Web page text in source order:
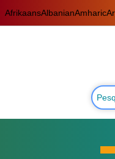
AfrikaansAlbanianAmharic